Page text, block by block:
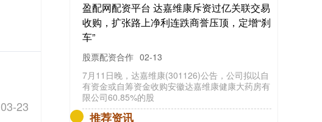
03-23
盈配网配资平台 达嘉维康斥资过亿关联交易
收购，扩张路上净利连跌商誉压顶，定增“刹
车”
股票配资合作 02-13
7月11日晚，达嘉维康(301126)公告，公司拟以自
有资金或自筹资金收购安徽达嘉维康健康大药房有
限公司60.85%的股
推荐资讯